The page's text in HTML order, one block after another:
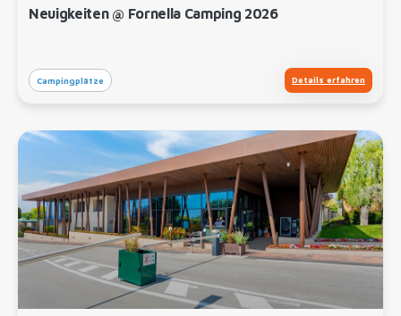
Neuigkeiten @ Fornella Camping 2026
Campingplätze Details erfahren